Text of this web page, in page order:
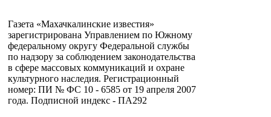
Газета «Махачкалинские известия»
зарегистрирована Управлением по Южному
федеральному округу Федеральной службы
по надзору за соблюдением законодательства
в сфере массовых коммуникаций и охране
культурного наследия. Регистрационный
номер: ПИ № ФС 10 - 6585 от 19 апреля 2007
года. Подписной индекс - ПА292